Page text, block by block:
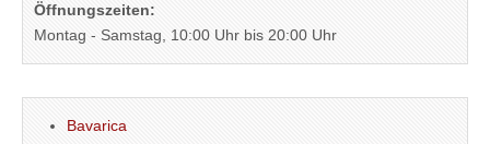
Öffnungszeiten:
Montag - Samstag, 10:00 Uhr bis 20:00 Uhr
Bavarica